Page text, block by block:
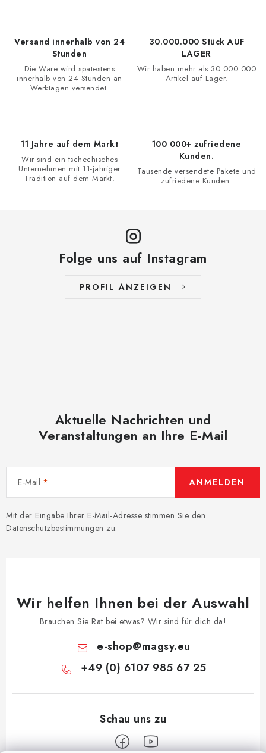
Versand innerhalb von 24
Stunden
Die Ware wird spätestens
innerhalb von 24 Stunden an
Werktagen versendet.
30.000.000 Stück AUF
LAGER
Wir haben mehr als 30.000.000
Artikel auf Lager.
11 Jahre auf dem Markt
Wir sind ein tschechisches
Unternehmen mit 11-jähriger
Tradition auf dem Markt.
100 000+ zufriedene
Kunden.
Tausende versendete Pakete und
zufriedene Kunden.
Folge uns auf Instagram
PROFIL ANZEIGEN
Aktuelle Nachrichten und
Veranstaltungen an Ihre E-Mail
E-Mail
Mit der Eingabe Ihrer E-Mail-Adresse stimmen Sie den
Datenschutzbestimmungen zu.
ANMELDEN
Wir helfen Ihnen bei der Auswahl
Brauchen Sie Rat bei etwas? Wir sind für dich da!
e-shop@magsy.eu
+49 (0) 6107 985 67 25